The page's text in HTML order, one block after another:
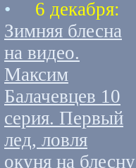
• 6 декабря:
Зимняя блесна
на видео.
Максим
Балачевцев 10
серия. Первый
лед, ловля
окуня на блесну